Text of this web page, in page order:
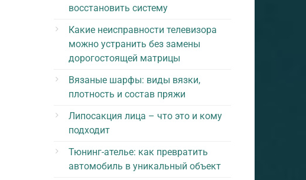
восстановить систему
Какие неисправности телевизора
можно устранить без замены
дорогостоящей матрицы
Вязаные шарфы: виды вязки,
плотность и состав пряжи
Липосакция лица – что это и кому
подходит
Тюнинг-ателье: как превратить
автомобиль в уникальный объект